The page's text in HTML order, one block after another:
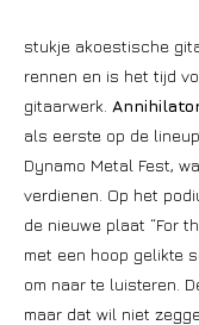
stukje akoestische
rennen en is het tijd
gitaarwerk.
als eerste op de
Dynamo Metal Fest,
verdienen. Op het
de nieuwe plaat “For
met een hoop gelikte
om naar te luisteren.
maar dat wil niet